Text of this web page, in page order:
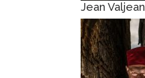
Jean Valjean